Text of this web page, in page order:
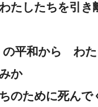
たしたちを引き
平和から わた
か
のために死んで